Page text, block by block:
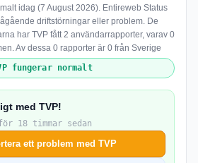
idag (7 August 2026). Entireweb Status
driftstörningar eller problem. De
har TVP fått 2 användarrapporter, varav 0
Av dessa 0 rapporter är 0 från Sverige
fungerar normalt
med TVP!
18 timmar sedan
ett problem med TVP